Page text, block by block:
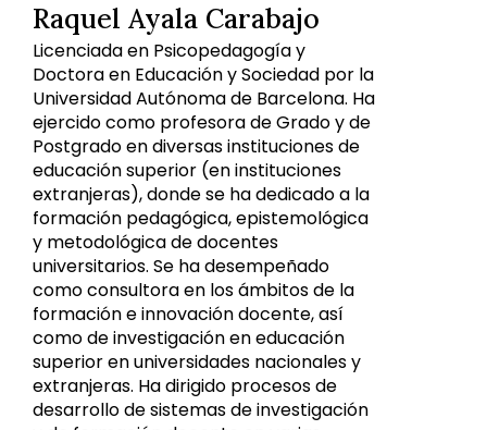
Raquel Ayala Carabajo
Licenciada en Psicopedagogía y
Doctora en Educación y Sociedad por la
Universidad Autónoma de Barcelona. Ha
ejercido como profesora de Grado y de
Postgrado en diversas instituciones de
educación superior (en instituciones
extranjeras), donde se ha dedicado a la
formación pedagógica, epistemológica
y metodológica de docentes
universitarios. Se ha desempeñado
como consultora en los ámbitos de la
formación e innovación docente, así
como de investigación en educación
superior en universidades nacionales y
extranjeras. Ha dirigido procesos de
desarrollo de sistemas de investigación